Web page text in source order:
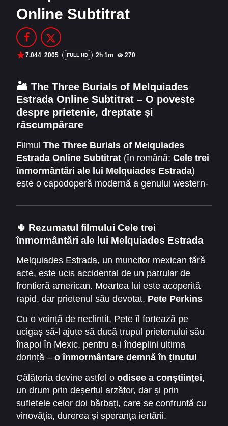
Filme Online 2014 Filme Online 2013
Filme Online 2012
Filme Online 2010
DMCA
SERIALE ONLINE
TERMENI ȘI CONDIȚII
CONTACT
Online Subtitrat
7.044 2005 FULL HD 2h 1m 270
🏜️ The Three Burials of Melquiades
Estrada Online Subtitrat – O poveste
despre prietenie, dreptate și
răscumpărare
Filmul The Three Burials of Melquiades
Estrada Online Subtitrat (în română: Cele trei
înmormântări ale lui Melquiades Estrada)
este o capodoperă modernă a genului western-
oferă o combinație intensă între emoție,
moralitate și justiție personală. Lansat în 2005,
filmul explorează adâncimile sufletului uman și
legătura profundă dintre prietenie și vină.
🌵 Rezumatul filmului Cele trei
înmormântări ale lui Melquiades Estrada
Melquiades Estrada, un muncitor mexican fără
acte, este ucis accidental de un patrular de
frontieră american. Moartea lui este acoperită
rapid, dar prietenul său devotat, Pete Perkins
nedreptatea să rămână nepedepsită.
Cu o voință de neclintit, Pete îl forțează pe
ucigaș să-l ajute să ducă trupul prietenului său
înapoi în Mexic, pentru a-i îndeplini ultima
dorință – o înmormântare demnă în ținutul
Călătoria devine astfel o odisee a conștiinței,
un drum prin deșertul arzător, dar și prin
sufletele celor doi bărbați, care se confruntă cu
vinovăția, durerea și speranța iertării.